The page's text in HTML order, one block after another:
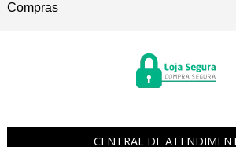
Compras
CENTRAL DE